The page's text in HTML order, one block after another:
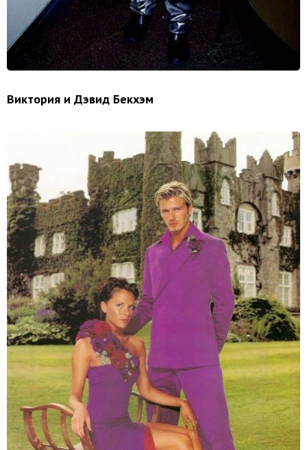
Виктория и Дэвид Бекхэм